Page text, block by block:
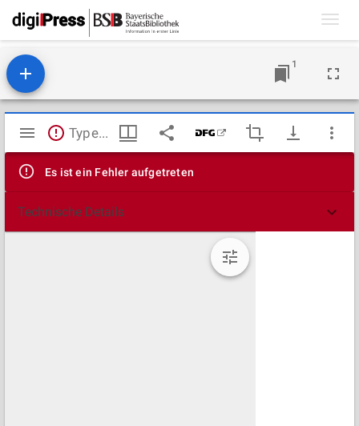
1
Mirador
Viewer
TypeError: Failed to fetch
Es ist ein Fehler aufgetreten
Technische Details